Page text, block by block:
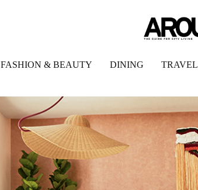
FASHION & BEAUTY DINING TRAVEL